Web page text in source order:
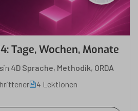
Tage, Wochen, Monate
in 4D Sprache, Methodik, ORDA
4 Lektionen